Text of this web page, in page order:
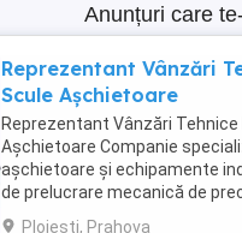
Anunțuri care
Reprezentant Vânzări
Scule Așchietoare
Reprezentant Vânzări
Așchietoare Companie
așchietoare și echipamente
de prelucrare mecanică de
Tehnice pentru dezvoltarea ...
Ploiesti, Prahova